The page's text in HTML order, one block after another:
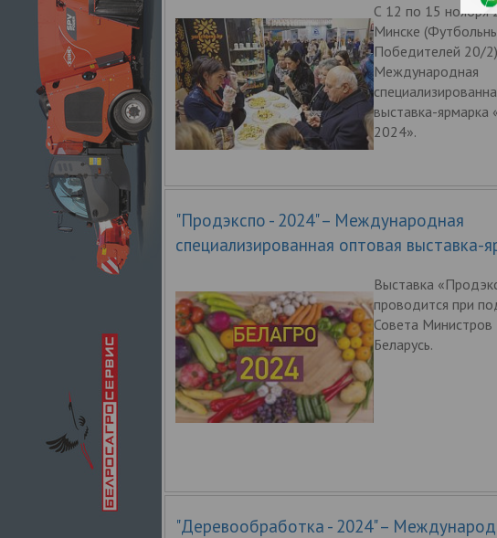
С 12 по 15 ноября
Минске
Победителей 20/
Международная
выставка-ярмарка
2024».
"Продэкспо - 2024" – Международная
специализированная оптовая выставка-
Выставка
проводится при
Совета Министров
Беларусь.
"Деревообработка - 2024" –